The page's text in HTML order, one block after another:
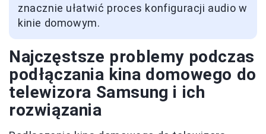
znacznie ułatwić proces konfiguracji audio w
kinie domowym.
Najczęstsze problemy podczas
podłączania kina domowego do
telewizora Samsung i ich
rozwiązania